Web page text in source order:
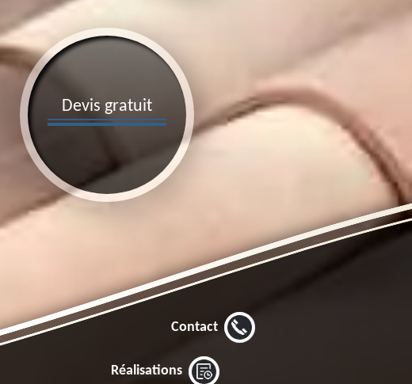
Devis gratuit
Contact
Réalisations